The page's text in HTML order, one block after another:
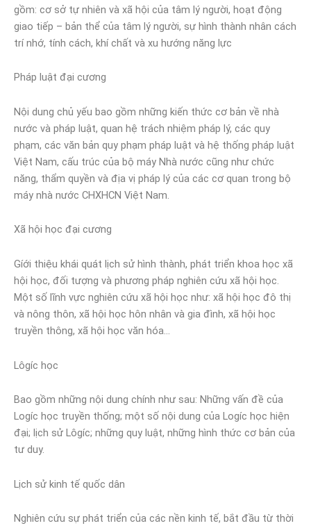
gồm: cơ sở tự nhiên và xã hội của tâm lý người, hoạt động
giao tiếp – bản thể của tâm lý người, sự hình thành nhân cách
trí nhớ, tính cách, khí chất và xu hướng năng lực
Pháp luật đại cương
Nội dung chủ yếu bao gồm những kiến thức cơ bản về nhà
nước và pháp luật, quan hệ trách nhiệm pháp lý, các quy
phạm, các văn bản quy phạm pháp luật và hệ thống pháp luật
Việt Nam, cấu trúc của bộ máy Nhà nước cũng như chức
năng, thẩm quyền và địa vị pháp lý của các cơ quan trong bộ
máy nhà nước CHXHCN Việt Nam.
Xã hội học đại cương
Gíới thiệu khái quát lịch sử hình thành, phát triển khoa học xã
hội học, đối tượng và phương pháp nghiên cứu xã hội học.
Một số lĩnh vực nghiên cứu xã hội học như: xã hội học đô thị
và nông thôn, xã hội học hôn nhân và gia đình, xã hội học
truyền thông, xã hội học văn hóa…
Lôgíc học
Bao gồm những nội dung chính như sau: Những vấn đề của
Logíc học truyền thống; một số nội dung của Logíc học hiện
đại; lịch sử Lôgíc; những quy luật, những hình thức cơ bản của
tư duy.
Lịch sử kinh tế quốc dân
Nghiên cứu sự phát triển của các nền kinh tế, bắt đầu từ thời